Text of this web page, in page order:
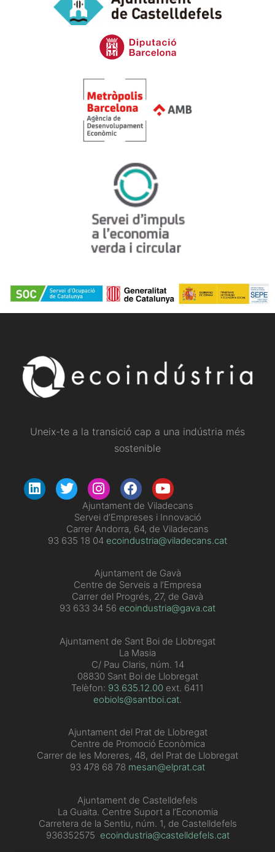
Uneix-te a la transició cap a una indústria més
sostenible
​Ajuntament de Viladecans
Servei d’Empreses i Innovació
Carrer Andorra, 64, de Viladecans
93 635 18 04 ecoindustria@viladecans.cat
Ajuntament de Gavà
Centre de Serveis a l’Empresa
Carrer del Progrés, 27, de Gavà
93 633 34 56 ecoindustria@gava.cat
Ajuntament de Sant Boi de Llobregat
La Masia
C/ Pau Claris, núm. 14
08830 Sant Boi de Llobregat
Telèfon: 93.635.12.00 ext. 6411
eobiols@santboi.cat.
Ajuntament del Prat de Llobregat
Centre de Promoció Econòmica
Carrer de les Moreres, 48, del Prat de Llobregat
93 478 68 78 mesan@elprat.cat
Ajuntament de Castelldefels
La Guaita. Centre Suport a l’Economia
Carretera de la Sentiu, núm. 1, de Castelldefels
936352575 ecoindustria@castelldefels.cat